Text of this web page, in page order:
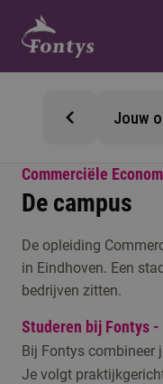
Jouw
Commerciële
De campus
De opleiding
in Eindhoven. Een
bedrijven zitten.
Studeren bij Fontys -
Bij Fontys combineer
Je volgt